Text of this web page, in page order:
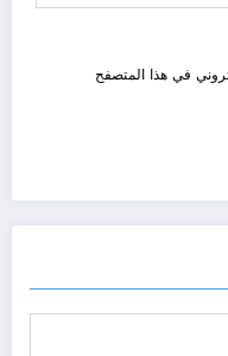
في هذا المتصفح